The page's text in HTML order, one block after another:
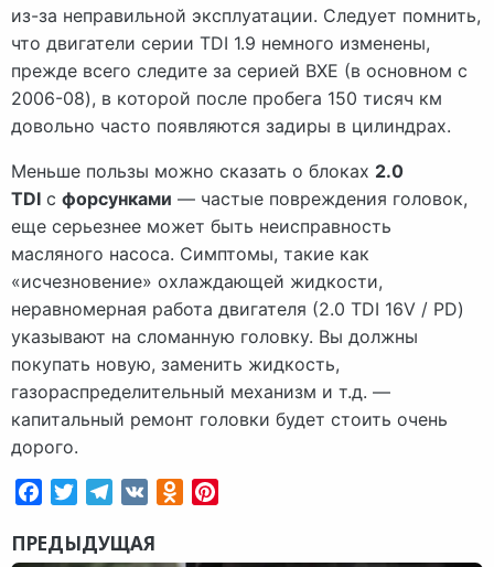
из-за неправильной эксплуатации. Следует помнить,
что двигатели серии TDI 1.9 немного изменены,
прежде всего следите за серией BXE (в основном с
2006-08), в которой после пробега 150 тисяч км
довольно часто появляются задиры в цилиндрах.
Меньше пользы можно сказать о блоках 2.0
TDI с форсунками — частые повреждения головок,
еще серьезнее может быть неисправность
масляного насоса. Симптомы, такие как
«исчезновение» охлаждающей жидкости,
неравномерная работа двигателя (2.0 TDI 16V / PD)
указывают на сломанную головку. Вы должны
покупать новую, заменить жидкость,
газораспределительный механизм и т.д. —
капитальный ремонт головки будет стоить очень
дорого.
FacebookTwitterTelegram
VK Odnoklassniki
ПРЕДЫДУЩАЯ